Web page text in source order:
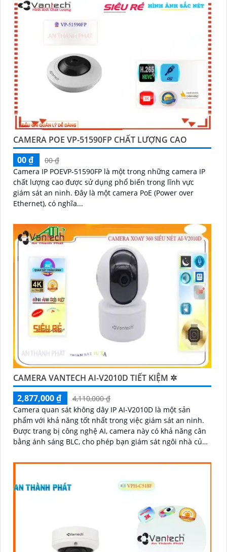
CAMERA POE VP-51590FP CHẤT LƯỢNG CAO
00 ₫
00 ₫
Camera IP POEVP-51590FP là một trong những camera IP
chất lượng cao được sử dụng phổ biến trong lĩnh vực
giám sát an ninh. Đây là một camera PoE (Power over
Ethernet), có nghĩa...
CAMERA VANTECH AI-V2010D TIẾT KIỆM ✲
2,877,000 ₫
4,110,000 ₫
Camera quan sát không dây IP AI-V2010D là một sản
phẩm với khả năng tốt nhất trong việc giám sát an ninh.
Được trang bị công nghệ AI, camera này có khả năng cân
bằng ánh sáng BLC, cho phép bạn giám sát ngôi nhà của